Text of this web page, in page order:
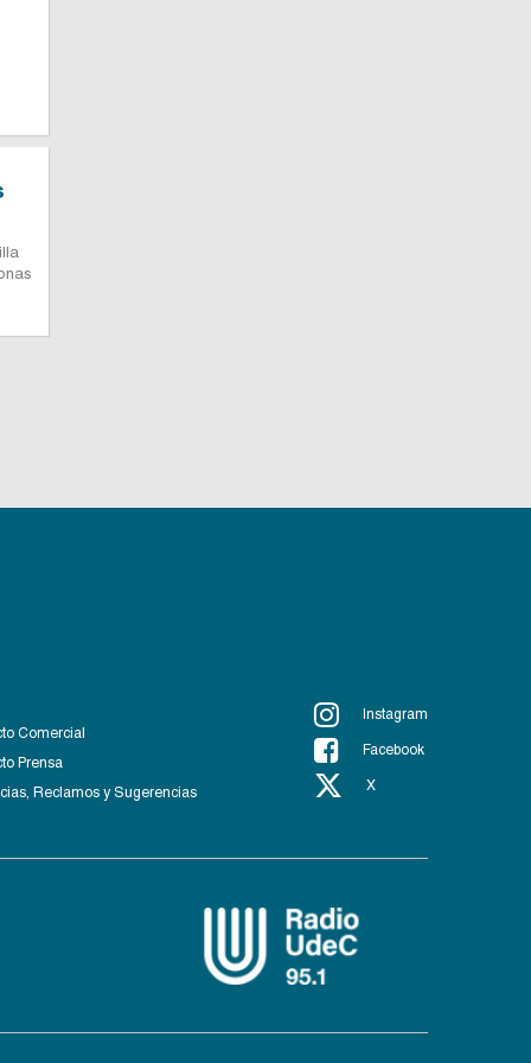
Comercial
Prensa
Reclamos y Sugerencias
Instagram
Facebook
X